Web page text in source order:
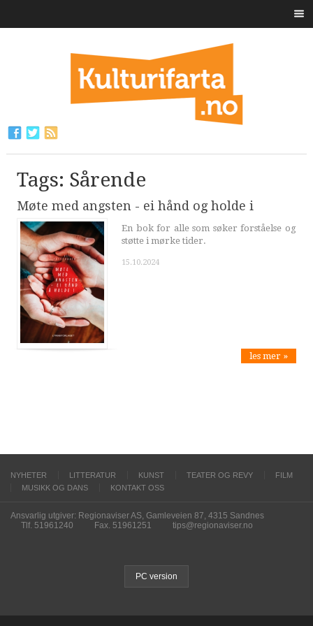
Tags: Sårende
Møte med angsten - ei hånd og holde i
En bok for alle som søker forståelse og
støtte i mørke tider.
15.10.2024
les mer »
NYHETER LITTERATUR KUNST TEATER OG REVY
FILM
MUSIKK OG DANS
KONTAKT OSS
Ansvarlig utgiver: Regionaviser AS, Gamleveien 87, 4315 Sandnes
Tlf. 51961240
Fax. 51961251 tips@regionaviser.no
PC version